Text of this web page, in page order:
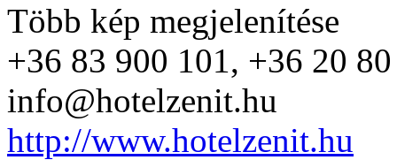
Több kép megjelenítése
+36 83 900 101, +36 20
info@hotelzenit.hu
http://www.hotelzenit.hu